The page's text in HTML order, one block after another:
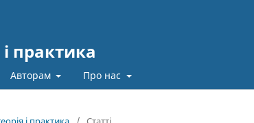
практика
Авторам Про нас